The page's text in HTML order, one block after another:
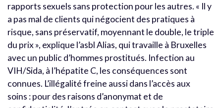
rapports sexuels sans protection pour les autres. « Il y
a pas mal de clients qui négocient des pratiques à
risque, sans préservatif, moyennant le double, le triple
du prix », explique l’asbl Alias, qui travaille à Bruxelles
avec un public d’hommes prostitués. Infection au
VIH/Sida, à l’hépatite C, les conséquences sont
connues. L’illégalité freine aussi dans l’accès aux
soins : pour des raisons d’anonymat et de